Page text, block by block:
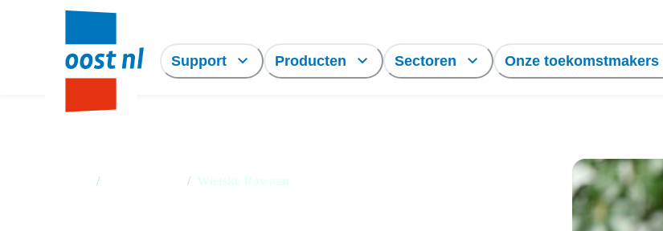
Support Producten Sectoren Onze toekomstmakers
/ / Wietske Rowaan